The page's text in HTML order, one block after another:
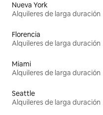
Nueva York
Alquileres de larga duración
Florencia
Alquileres de larga duración
Miami
Alquileres de larga duración
Seattle
Alquileres de larga duración